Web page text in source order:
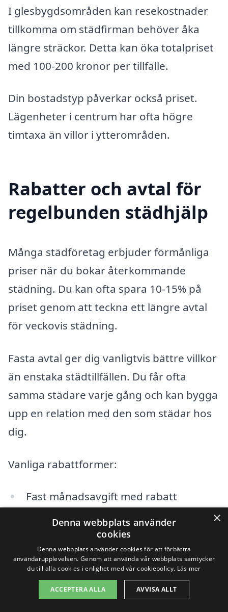
I glesbygdsområden kan resekostnader
tillkomma om städfirman behöver åka
längre sträckor. Detta kan öka totalpriset
med 100-200 kronor per tillfälle.
Din bostadstyp påverkar också priset.
Lägenheter i centrum har ofta högre
timtaxa än villor i ytterområden.
Rabatter och avtal för
regelbunden städhjälp
Många städföretag erbjuder förmånliga
priser när du bokar återkommande
städning. Du kan ofta spara 10-15% på
priset genom att teckna ett längre avtal
för veckovis städning.
Fasta avtal ger dig vanligtvis bättre villkor
än enstaka städtillfällen. Du får ofta
samma städare varje gång och kan bygga
upp en relation med den som städar hos
dig.
Vanliga rabattformer:
Fast månadsavgift med rabatt
Volymrabatt vid regelbunden städning
Stamkundsrabatt efter längre
samarbete
Säsongsrabatter under lågsäsong
×
Denna webbplats använder
cookies
Denna webbplats använder cookies för att förbättra
användarupplevelsen. Genom att använda vår webbplats samtycker
du till alla cookies i enlighet med vår cookiepolicy. Läs mer
ACCEPTERA ALLA AVVISA ALLT